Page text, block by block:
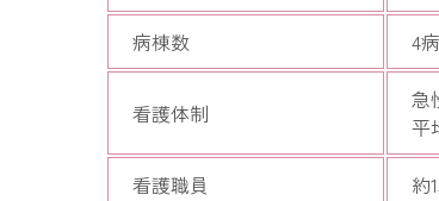
病棟数
4
看護体制
急
平
看護職員
約